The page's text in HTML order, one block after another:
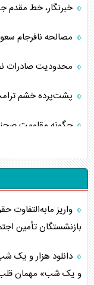
خبرنگار، خط مقدم
مصالحه نافرجام
محدودیت صادرات
پشت‌پرده خشم
چگونه مقاومت
جنگ رمضان و معضل
تحلیل جامع پدیده
تأثیر جنگ ایران و
اربعین، کابوس
بازنشستگان تأمین
دانلود هزار و یک
و یک شب» مهمان